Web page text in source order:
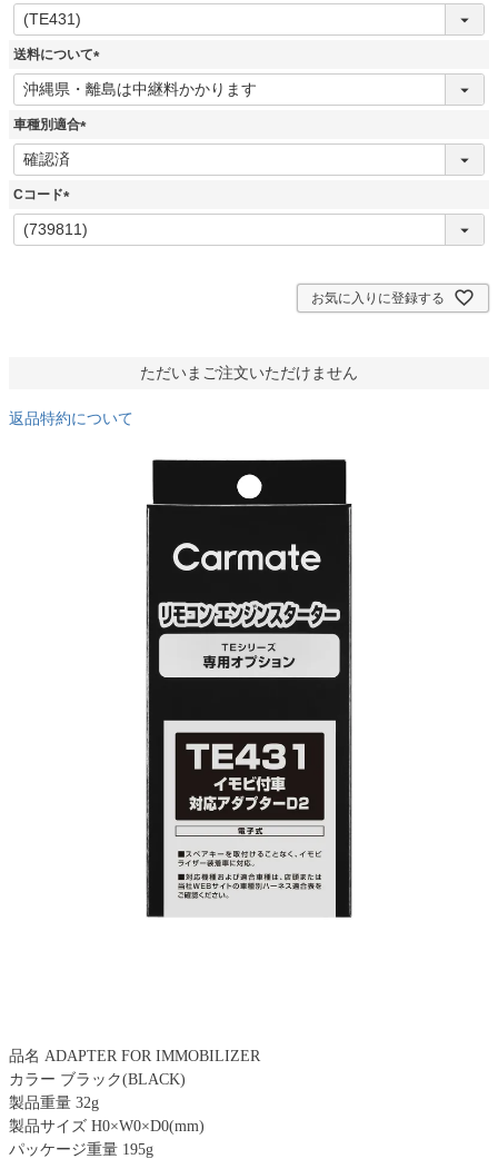
(
必
須
送料について
(
必
車種別適合
(
Cコード
(
必
お気に入りに登録する
ただいまご注文いただけません
返品特約について
品名 ADAPTER FOR IMMOBILIZER
カラー ブラック(BLACK)
製品重量 32g
製品サイズ H0×W0×D0(mm)
パッケージ重量 195g